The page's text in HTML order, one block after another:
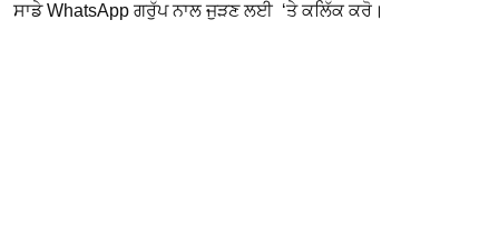
ਸਾਡੇ WhatsApp ਗਰੁੱਪ ਨਾਲ ਜੁੜਣ ਲਈ ‘ਤੇ ਕਲਿੱਕ ਕਰੋ।